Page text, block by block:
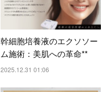
幹細胞培養液のエクソソー
ム施術：美肌への革命**
2025.12.31 01:06